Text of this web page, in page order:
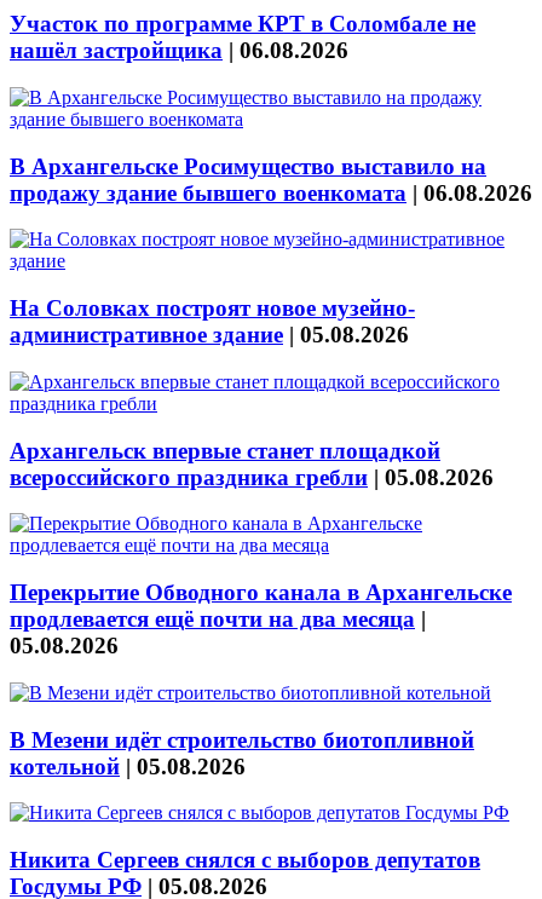
Участок по программе КРТ в Соломбале не
нашёл застройщика | 06.08.2026
В Архангельске Росимущество выставило на
продажу здание бывшего военкомата | 06.08.2026
На Соловках построят новое музейно-
административное здание | 05.08.2026
Архангельск впервые станет площадкой
всероссийского праздника гребли | 05.08.2026
Перекрытие Обводного канала в Архангельске
продлевается ещё почти на два месяца |
05.08.2026
В Мезени идёт строительство биотопливной
котельной | 05.08.2026
Никита Сергеев снялся с выборов депутатов
Госдумы РФ | 05.08.2026